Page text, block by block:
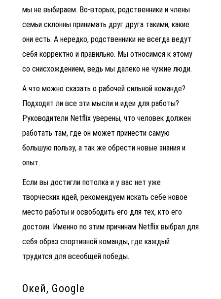
мы не выбираем. Во-вторых, родственники и члены
семьи склонны принимать друг друга такими, какие
они есть. А нередко, родственники не всегда ведут
себя корректно и правильно. Мы относимся к этому
со снисхождением, ведь мы далеко не чужие люди.
А что можно сказать о рабочей сильной команде?
Подходят ли все эти мысли и идеи для работы?
Руководители Netflix уверены, что человек должен
работать там, где он может принести самую
большую пользу, а так же обрести новые знания и
опыт.
Если вы достигли потолка и у вас нет уже
творческих идей, рекомендуем искать себе новое
место работы и освободить его для тех, кто его
достоин. Именно по этим причинам Netflix выбрал для
себя образ спортивной команды, где каждый
трудится для всеобщей победы.
Окей, Google